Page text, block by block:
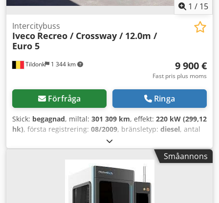
1 / 15
Tildonk 1 344 km
Intercitybuss
Iveco Recreo / Crossway / 12.0m /
Euro 5
9 900 €
Fast pris plus moms
Förfråga Ringa
Skick: begagnad, miltal: 301 309 km, effekt: 220 kW (299,12
hk), första registrering: 08/2009, bränsletyp: diesel, antal
mekanisk, färg:
retarder, total längd:12 000 mm, total höjd:3 400 mm,
ABS, farthållare, =
Ytterligare alternativ och utrustning = Dkjdpfx Aszcm S Reb
Dor - Webasto = Ytterligare information = Skador: inga =
Företagsinformation = Vi är ett internationellt företag med
säte i Belgien, cirka 20 km från Bryssel. Belgian Bus Sales
Småannons